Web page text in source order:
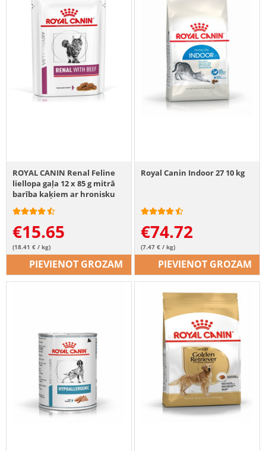
ROYAL CANIN Renal Feline
liellopa gaļa 12 x 85 g mitrā
barība kaķiem ar hronisku
nieru mazspēju
€15.65
(18.41 € / kg)
PIEVIENOT GROZAM
Royal Canin Indoor 27 10 kg
€74.72
(7.47 € / kg)
PIEVIENOT GROZAM